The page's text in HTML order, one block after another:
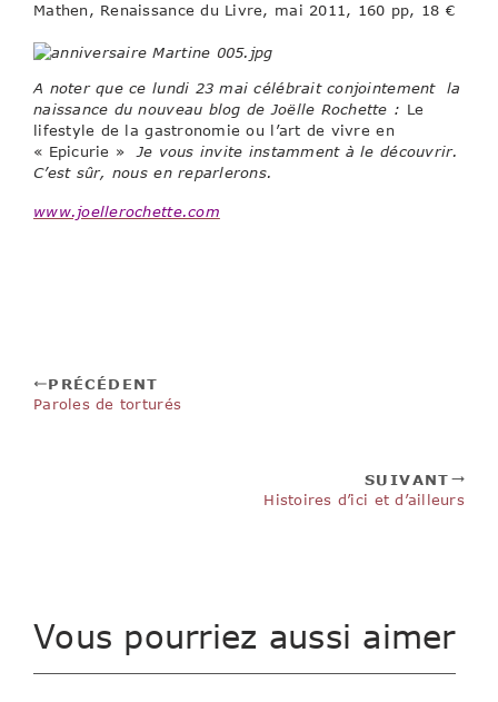
Mathen, Renaissance du Livre, mai 2011, 160 pp, 18 €
A noter que ce lundi 23 mai célébrait conjointement la
naissance du nouveau blog de Joëlle Rochette : Le
lifestyle de la gastronomie ou l’art de vivre en
« Epicurie » Je vous invite instamment à le découvrir.
C’est sûr, nous en reparlerons.
www.joellerochette.com
PRÉCÉDENT
Paroles de torturés
SUIVANT
Histoires d’ici et d’ailleurs
Vous pourriez aussi aimer